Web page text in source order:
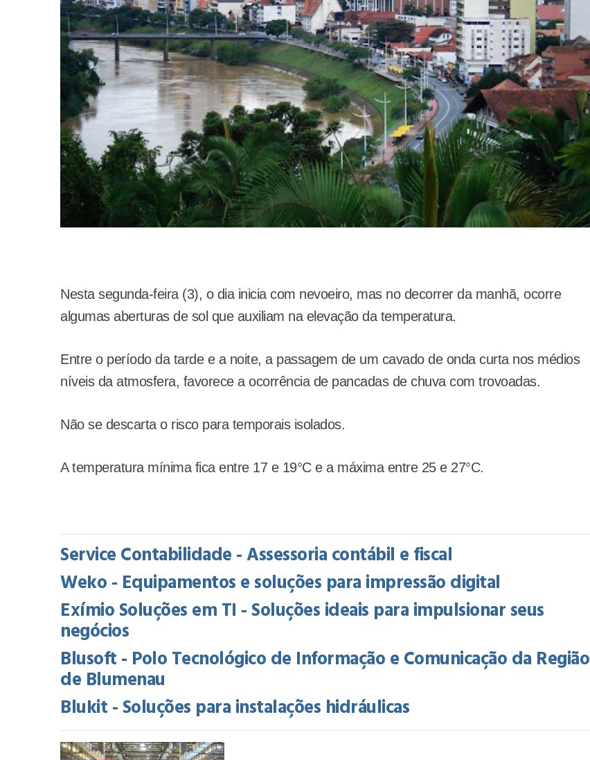
Nesta segunda-feira (3), o dia inicia com nevoeiro, mas no decorrer da manhã, ocorre
algumas aberturas de sol que auxiliam na elevação da temperatura.
Entre o período da tarde e a noite, a passagem de um cavado de onda curta nos médios
níveis da atmosfera, favorece a ocorrência de pancadas de chuva com trovoadas.
Não se descarta o risco para temporais isolados.
A temperatura mínima fica entre 17 e 19°C e a máxima entre 25 e 27°C.
Service Contabilidade - Assessoria contábil e fiscal
Weko - Equipamentos e soluções para impressão digital
Exímio Soluções em TI - Soluções ideais para impulsionar seus
negócios
Blusoft - Polo Tecnológico de Informação e Comunicação da Região
de Blumenau
Blukit - Soluções para instalações hidráulicas